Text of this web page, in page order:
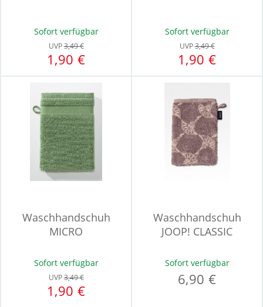
Sofort verfügbar
UVP3,49 €
1,90 €
Sofort verfügbar
UVP3,49 €
1,90 €
Waschhandschuh
MICRO
Sofort verfügbar
UVP3,49 €
1,90 €
Waschhandschuh
JOOP! CLASSIC
Sofort verfügbar
6,90 €